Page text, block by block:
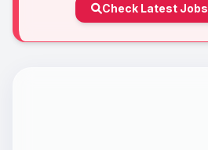
Check Latest Jobs